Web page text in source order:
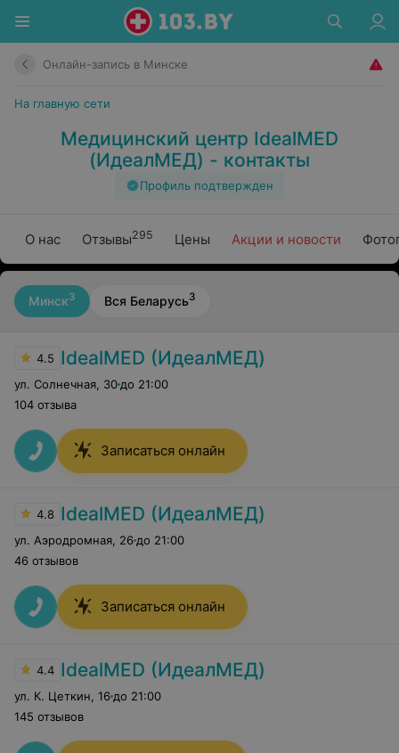
Онлайн-запись в Минске
На главную сети
Медицинский центр IdealMED
(ИдеалМЕД) - контакты
Профиль подтвержден
О нас Отзывы295 Цены Акции и новости
Минск3 Вся Беларусь3
4.5 IdealMED (ИдеалМЕД)
ул. Солнечная 30 до 21:00
104 отзыва
Записаться онлайн
4.8 IdealMED (ИдеалМЕД)
ул. Аэродромная 26 до 21:00
46 отзывов
Записаться онлайн
4.4 IdealMED (ИдеалМЕД)
ул. К. Цеткин 16 до 21:00
145 отзывов